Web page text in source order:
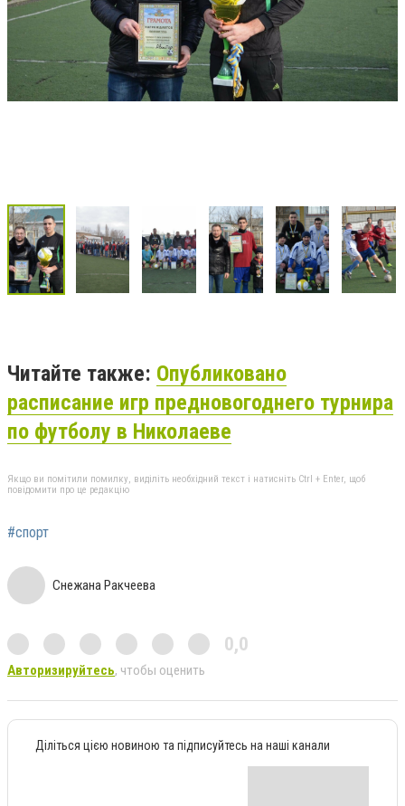
Читайте также: Опубликовано
расписание игр предновогоднего турнира
по футболу в Николаеве
Якщо ви помітили помилку, виділіть необхідний текст і натисніть Ctrl + Enter, щоб
повідомити про це редакцію
#спорт
Снежана Ракчеева
0,0
Авторизируйтесь, чтобы оценить
Діліться цією новиною та підписуйтесь на наші канали